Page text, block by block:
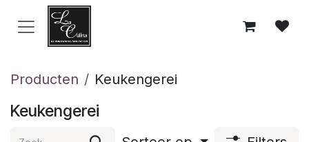
Overslaan naar inhoud
Producten Keukengerei
Keukengerei